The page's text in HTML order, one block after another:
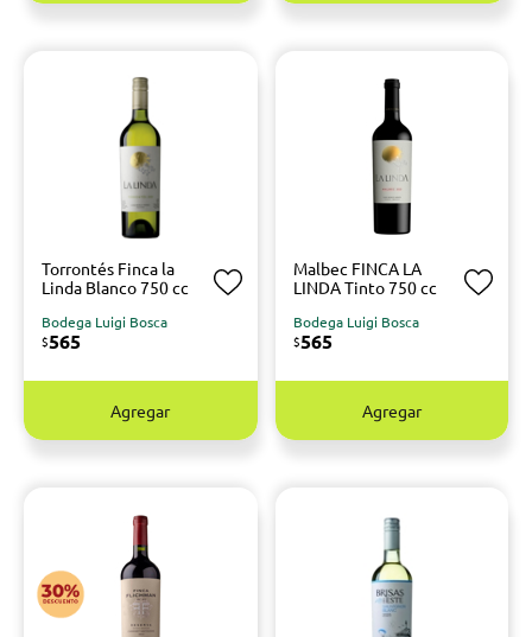
Torrontés Finca la
Linda Blanco 750 cc
Bodega Luigi Bosca
$565
Agregar
Malbec FINCA LA
LINDA Tinto 750 cc
Bodega Luigi Bosca
$565
Agregar